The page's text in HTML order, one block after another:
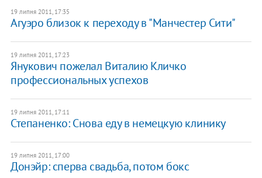
19 липня 2011, 17:35
Агуэро близок к переходу в "Манчестер Сити"
19 липня 2011, 17:23
Янукович пожелал Виталию Кличко
профессиональных успехов
19 липня 2011, 17:11
Степаненко: Снова еду в немецкую клинику
19 липня 2011, 17:00
Донэйр: сперва свадьба, потом бокс